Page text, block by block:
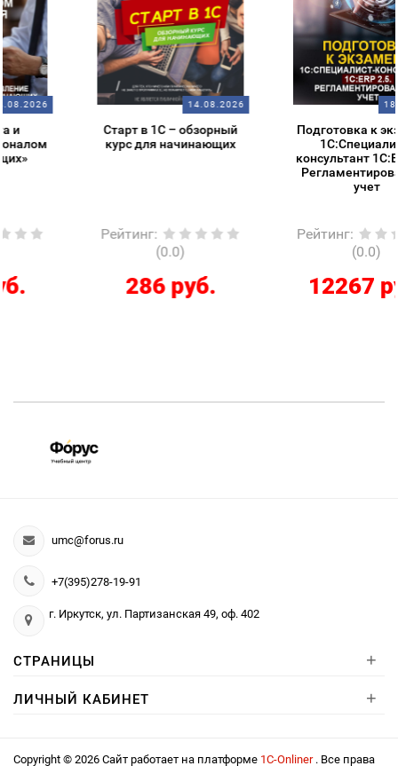
14.08.2026
Старт в 1С – обзорный
курс для начинающих
Рейтинг
286 руб.
18.08.2026
Подготовка к экзамену
1С:Специалист-
консультант 1С:ERP 2.5.
Регламентированный
Рейтинг
12267 руб.
umc@forus.ru
+7(395)278-19-91
г. Иркутск, ул. Партизанская 49, оф. 402
СТРАНИЦЫ +
ЛИЧНЫЙ КАБИНЕТ +
Copyright © 2026 Сайт работает на платформе 1С-Onliner . Все права